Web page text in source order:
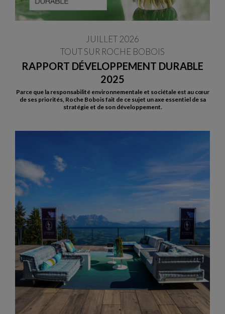
RAPPORT DÉVELOPPEMENT DURABLE
2025
JUILLET 2026
TOUT SUR ROCHE BOBOIS
Parce que la responsabilité environnementale et sociétale est au cœur
de ses priorités, Roche Bobois fait de ce sujet un axe essentiel de sa
stratégie et de son développement.